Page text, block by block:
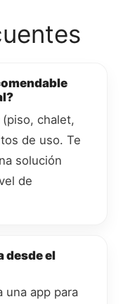
chalet,
de uso. Te
solución
de
desde el
una app para